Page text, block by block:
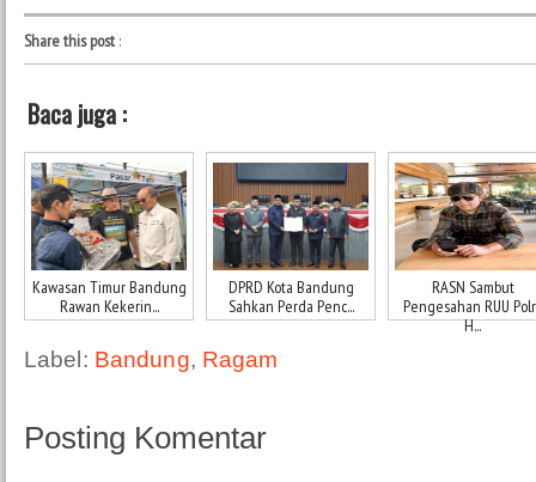
Share this post:
Baca juga :
Kawasan Timur Bandung
Rawan Kekerin...
DPRD Kota Bandung
Sahkan Perda Penc...
RASN Sambut
Pengesahan RUU
H...
Label: Bandung, Ragam
Posting Komentar